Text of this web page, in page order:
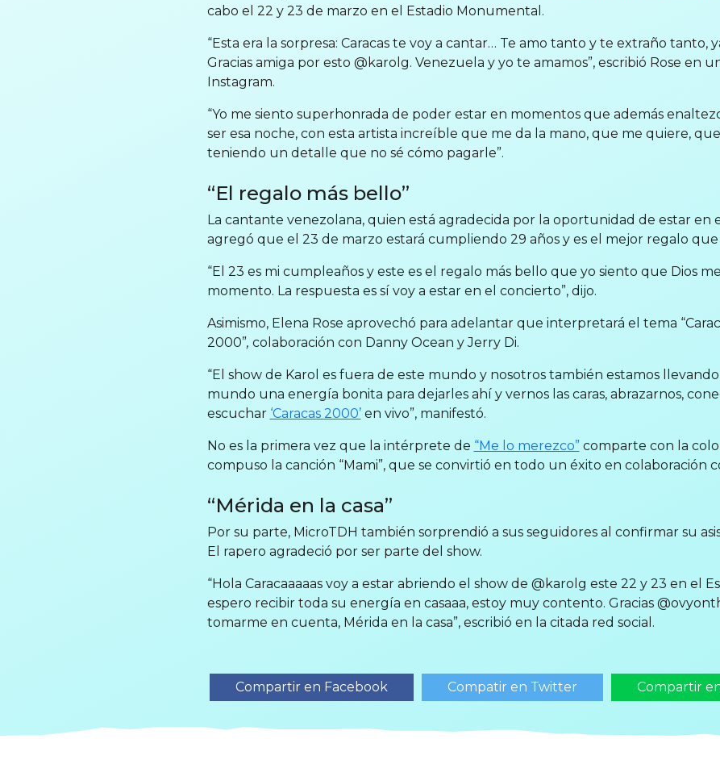
cabo el 22 y 23 de marzo en el Estadio Monumental.
“Esta era la sorpresa: Caracas te voy a cantar… Te amo tanto y te extraño tanto,
Gracias amiga por esto @karolg. Venezuela y yo te amamos”, escribió Rose en
Instagram.
“Yo me siento superhonrada de poder estar en momentos que además
ser esa noche, con esta artista increíble que me da la mano, que me quiere,
teniendo un detalle que no sé cómo pagarle”.
“El regalo más bello”
La cantante venezolana, quien está agradecida por la oportunidad de estar en
agregó que el 23 de marzo estará cumpliendo 29 años y es el mejor regalo
“El 23 es mi cumpleaños y este es el regalo más bello que yo siento que Dios
momento. La respuesta es sí voy a estar en el concierto”, dijo.
Asimismo, Elena Rose aprovechó para adelantar que interpretará el tema
2000”, colaboración con Danny Ocean y Jerry Di.
“El show de Karol es fuera de este mundo y nosotros también estamos
mundo una energía bonita para dejarles ahí y vernos las caras, abrazarnos,
escuchar ‘Caracas 2000’en vivo”, manifestó.
No es la primera vez que la intérprete de “Me lo merezco” comparte con la
compuso la canción “Mami”, que se convirtió en todo un éxito en colaboración
“Mérida en la casa”
Por su parte, MicroTDH también sorprendió a sus seguidores al confirmar su
El rapero agradeció por ser parte del show.
“Hola Caracaaaaas voy a estar abriendo el show de @karolg este 22 y 23 en el
espero recibir toda su energía en casaaa, estoy muy contento. Gracias
tomarme en cuenta, Mérida en la casa”, escribió en la citada red social.
Compartir en Facebook Compatir en Twitter Compartir